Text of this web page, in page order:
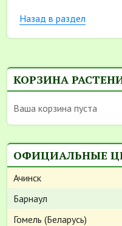
Назад в раздел
КОРЗИНА
Ваша корзина пуста
ОФИЦИАЛЬНЫЕ
Ачинск
Барнаул
Гомель (Беларусь)